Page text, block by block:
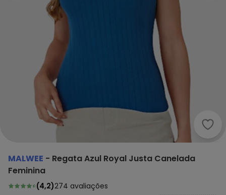
MALWEE - Regata Azul Royal Justa Canelada
Feminina
(4,2)274 avaliações